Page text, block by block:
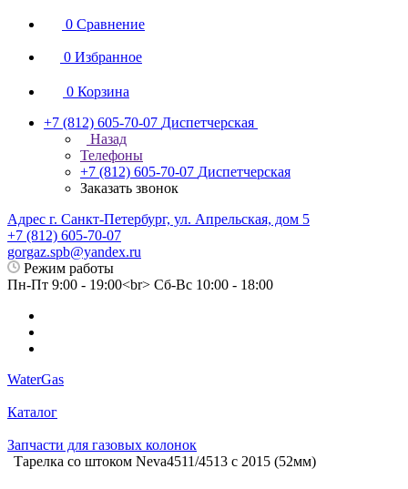
0 Сравнение
0 Избранное
0 Корзина
+7 (812) 605-70-07 Диспетчерская
Назад
Телефоны
+7 (812) 605-70-07 Диспетчерская
Заказать звонок
Адрес г. Санкт-Петербург, ул. Апрельская, дом 5
+7 (812) 605-70-07
gorgaz.spb@yandex.ru
Режим работы
Пн-Пт 9:00 - 19:00<br> Сб-Вс 10:00 - 18:00
WaterGas
Каталог
Запчасти для газовых колонок
Тарелка со штоком Neva4511/4513 с 2015 (52мм)